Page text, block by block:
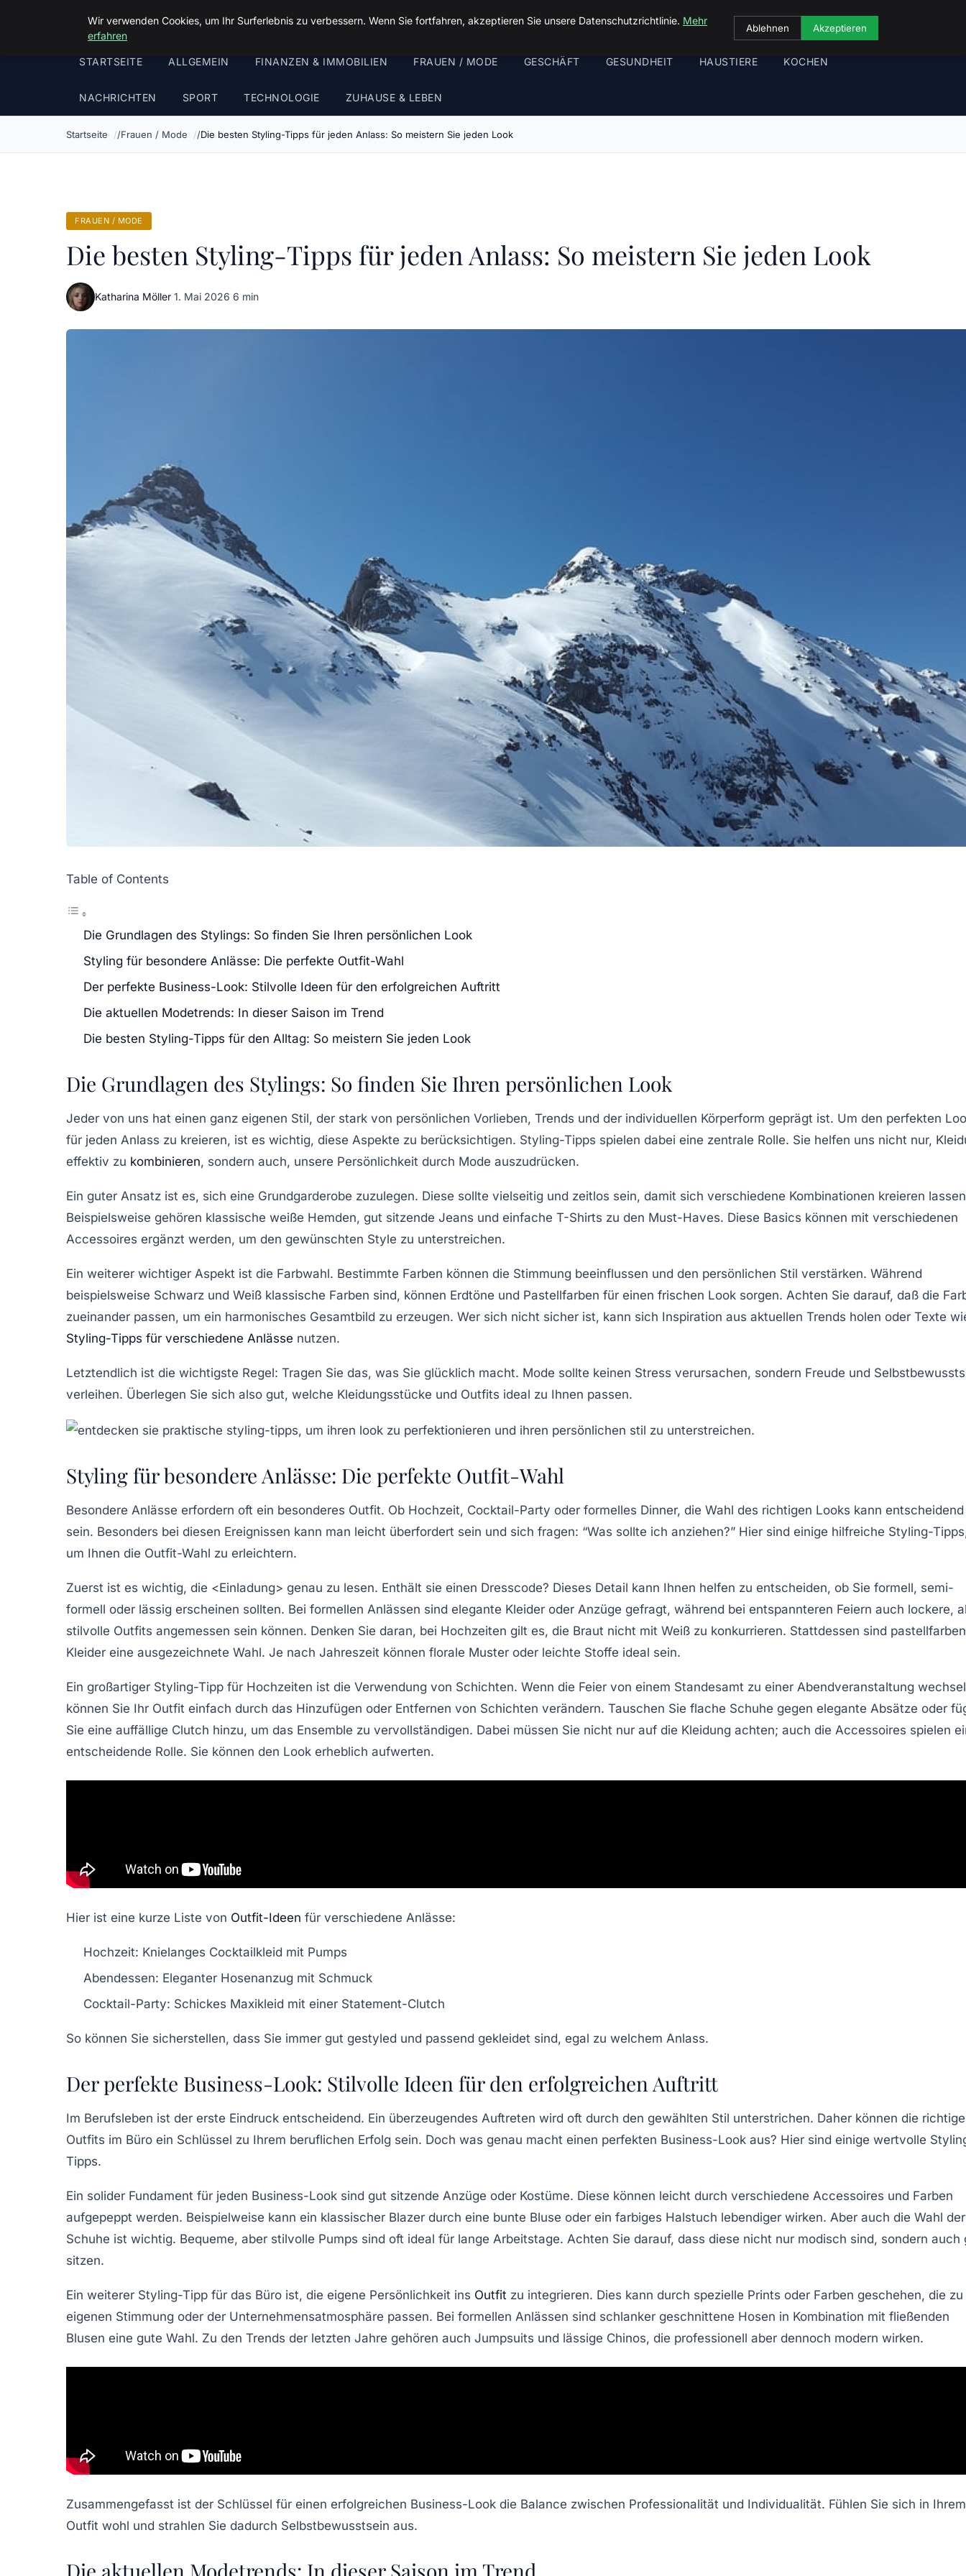
Malzminden
STARTSEITE ALLGEMEIN FINANZEN & IMMOBILIEN FRAUEN / MODE GESCHÄFT GESUNDHEIT HAUSTIERE KOCHEN
NACHRICHTEN SPORT TECHNOLOGIE ZUHAUSE & LEBEN
Startseite Frauen / Mode Die besten Styling-Tipps für jeden Anlass: So meistern Sie jeden Look
FRAUEN / MODE
Die besten Styling-Tipps für jeden Anlass: So meistern Sie jeden Look
Katharina Möller·1. Mai 2026·6 min
Table of Contents
Die Grundlagen des Stylings: So finden Sie Ihren persönlichen Look
Styling für besondere Anlässe: Die perfekte Outfit-Wahl
Der perfekte Business-Look: Stilvolle Ideen für den erfolgreichen Auftritt
Die aktuellen Modetrends: In dieser Saison im Trend
Die besten Styling-Tipps für den Alltag: So meistern Sie jeden Look
Die Grundlagen des Stylings: So finden Sie Ihren persönlichen Look
Jeder von uns hat einen ganz eigenen Stil, der stark von persönlichen Vorlieben, Trends und der individuellen Körperform geprägt ist. Um den perfekten
für jeden Anlass zu kreieren, ist es wichtig, diese Aspekte zu berücksichtigen. Styling-Tipps spielen dabei eine zentrale Rolle. Sie helfen uns nicht nur,
effektiv zu kombinieren, sondern auch, unsere Persönlichkeit durch Mode auszudrücken.
Ein guter Ansatz ist es, sich eine Grundgarderobe zuzulegen. Diese sollte vielseitig und zeitlos sein, damit sich verschiedene Kombinationen kreieren
Beispielsweise gehören klassische weiße Hemden, gut sitzende Jeans und einfache T-Shirts zu den Must-Haves. Diese Basics können mit verschiedenen
Accessoires ergänzt werden, um den gewünschten Style zu unterstreichen.
Ein weiterer wichtiger Aspekt ist die Farbwahl. Bestimmte Farben können die Stimmung beeinflussen und den persönlichen Stil verstärken. Während
beispielsweise Schwarz und Weiß klassische Farben sind, können Erdtöne und Pastellfarben für einen frischen Look sorgen. Achten Sie darauf, daß die
zueinander passen, um ein harmonisches Gesamtbild zu erzeugen. Wer sich nicht sicher ist, kann sich Inspiration aus aktuellen Trends holen oder Texte
Styling-Tipps für verschiedene Anlässe nutzen.
Letztendlich ist die wichtigste Regel: Tragen Sie das, was Sie glücklich macht. Mode sollte keinen Stress verursachen, sondern Freude und
verleihen. Überlegen Sie sich also gut, welche Kleidungsstücke und Outfits ideal zu Ihnen passen.
Styling für besondere Anlässe: Die perfekte Outfit-Wahl
Besondere Anlässe erfordern oft ein besonderes Outfit. Ob Hochzeit, Cocktail-Party oder formelles Dinner, die Wahl des richtigen Looks kann entscheidend
sein. Besonders bei diesen Ereignissen kann man leicht überfordert sein und sich fragen: “Was sollte ich anziehen?” Hier sind einige hilfreiche Styling-Tipps
um Ihnen die Outfit-Wahl zu erleichtern.
Zuerst ist es wichtig, die <Einladung> genau zu lesen. Enthält sie einen Dresscode? Dieses Detail kann Ihnen helfen zu entscheiden, ob Sie formell, semi-
formell oder lässig erscheinen sollten. Bei formellen Anlässen sind elegante Kleider oder Anzüge gefragt, während bei entspannteren Feiern auch lockere,
stilvolle Outfits angemessen sein können. Denken Sie daran, bei Hochzeiten gilt es, die Braut nicht mit Weiß zu konkurrieren. Stattdessen sind
Kleider eine ausgezeichnete Wahl. Je nach Jahreszeit können florale Muster oder leichte Stoffe ideal sein.
Ein großartiger Styling-Tipp für Hochzeiten ist die Verwendung von Schichten. Wenn die Feier von einem Standesamt zu einer Abendveranstaltung
können Sie Ihr Outfit einfach durch das Hinzufügen oder Entfernen von Schichten verändern. Tauschen Sie flache Schuhe gegen elegante Absätze oder
Sie eine auffällige Clutch hinzu, um das Ensemble zu vervollständigen. Dabei müssen Sie nicht nur auf die Kleidung achten; auch die Accessoires spielen
entscheidende Rolle. Sie können den Look erheblich aufwerten.
Hier ist eine kurze Liste von Outfit-Ideen für verschiedene Anlässe:
Hochzeit: Knielanges Cocktailkleid mit Pumps
Abendessen: Eleganter Hosenanzug mit Schmuck
Cocktail-Party: Schickes Maxikleid mit einer Statement-Clutch
So können Sie sicherstellen, dass Sie immer gut gestyled und passend gekleidet sind, egal zu welchem Anlass.
Der perfekte Business-Look: Stilvolle Ideen für den erfolgreichen Auftritt
Im Berufsleben ist der erste Eindruck entscheidend. Ein überzeugendes Auftreten wird oft durch den gewählten Stil unterstrichen. Daher können die
Outfits im Büro ein Schlüssel zu Ihrem beruflichen Erfolg sein. Doch was genau macht einen perfekten Business-Look aus? Hier sind einige wertvolle
Tipps.
Ein solider Fundament für jeden Business-Look sind gut sitzende Anzüge oder Kostüme. Diese können leicht durch verschiedene Accessoires und Farben
aufgepeppt werden. Beispielweise kann ein klassischer Blazer durch eine bunte Bluse oder ein farbiges Halstuch lebendiger wirken. Aber auch die Wahl der
Schuhe ist wichtig. Bequeme, aber stilvolle Pumps sind oft ideal für lange Arbeitstage. Achten Sie darauf, dass diese nicht nur modisch sind, sondern auch
sitzen.
Ein weiterer Styling-Tipp für das Büro ist, die eigene Persönlichkeit ins Outfit zu integrieren. Dies kann durch spezielle Prints oder Farben geschehen, die zu
eigenen Stimmung oder der Unternehmensatmosphäre passen. Bei formellen Anlässen sind schlanker geschnittene Hosen in Kombination mit fließenden
Blusen eine gute Wahl. Zu den Trends der letzten Jahre gehören auch Jumpsuits und lässige Chinos, die professionell aber dennoch modern wirken.
Zusammengefasst ist der Schlüssel für einen erfolgreichen Business-Look die Balance zwischen Professionalität und Individualität. Fühlen Sie sich in Ihrem
Outfit wohl und strahlen Sie dadurch Selbstbewusstsein aus.
Die aktuellen Modetrends: In dieser Saison im Trend
Wir verwenden Cookies, um Ihr Surferlebnis zu verbessern. Wenn Sie fortfahren, akzeptieren Sie unsere Datenschutzrichtlinie. Mehr
erfahren
Ablehnen Akzeptieren